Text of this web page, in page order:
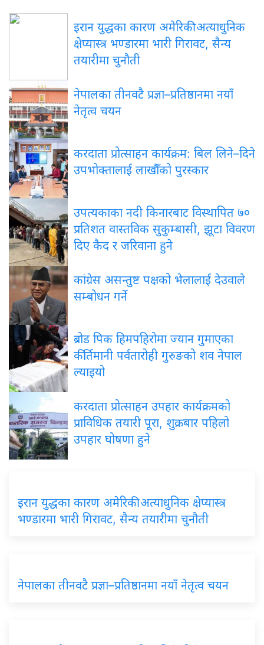
इरान युद्धका कारण अमेरिकी अत्याधुनिक
क्षेप्यास्त्र भण्डारमा भारी गिरावट, सैन्य
तयारीमा चुनौती
नेपालका तीनवटै प्रज्ञा–प्रतिष्ठानमा नयाँ
नेतृत्व चयन
करदाता प्रोत्साहन कार्यक्रम: बिल लिने–दिने
उपभोक्तालाई लाखौँको पुरस्कार
उपत्यकाका नदी किनारबाट विस्थापित ७०
प्रतिशत वास्तविक सुकुम्बासी, झूटा विवरण
दिए कैद र जरिवाना हुने
कांग्रेस असन्तुष्ट पक्षको भेलालाई देउवाले
सम्बोधन गर्ने
ब्रोड पिक हिमपहिरोमा ज्यान गुमाएका
कीर्तिमानी पर्वतारोही गुरुङको शव नेपाल
ल्याइयो
करदाता प्रोत्साहन उपहार कार्यक्रमको
प्राविधिक तयारी पूरा, शुक्रबार पहिलो
उपहार घोषणा हुने
इरान युद्धका कारण अमेरिकी अत्याधुनिक क्षेप्यास्त्र
भण्डारमा भारी गिरावट, सैन्य तयारीमा चुनौती
नेपालका तीनवटै प्रज्ञा–प्रतिष्ठानमा नयाँ नेतृत्व चयन